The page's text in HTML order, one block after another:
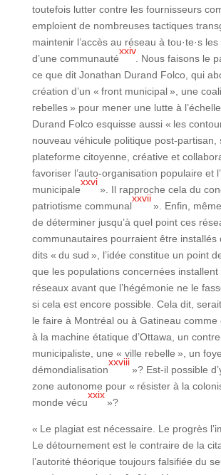
toutefois lutter contre les fournisseurs
emploient de nombreuses tactiques
maintenir l’accès au réseau à tou·te·s les
d’une communauté
xxiv
. Nous faisons le
ce que dit Jonathan Durand Folco, qui
création d’un « front municipal », une
rebelles » pour mener une lutte à
Durand Folco esquisse aussi « les
nouveau véhicule politique post-partisan,
plateforme citoyenne, créative et
favoriser l’auto-organisation populaire et
municipale
xxvi
». Il rapproche cela du
patriotisme communal
xxvii
». Enfin,
de déterminer jusqu’à quel point ces
communautaires pourraient être installés
dits « du sud », l’idée constitue un point
que les populations concernées
réseaux avant que l’hégémonie ne le
si cela est encore possible. Cela dit,
le faire à Montréal ou à Gatineau comme
à la machine étatique d’Ottawa, un
municipaliste, une « ville rebelle », un
démondialisation
xxviii
»? Est-il possible
zone autonome pour « résister à la
monde vécu
xxix
»?
« Le plagiat est nécessaire. Le progrès
Le détournement est le contraire de la
l’autorité théorique toujours falsifiée du